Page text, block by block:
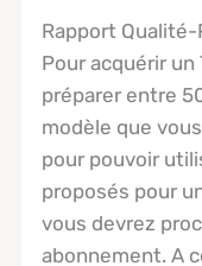
Rapport Qualité-
Pour acquérir un
préparer entre
modèle que
pour pouvoir
proposés pour
vous devrez
abonnement. A